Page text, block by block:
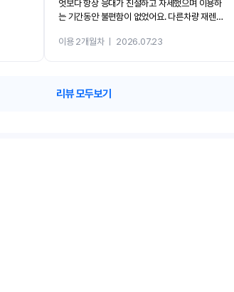
엇보다 항상 응대가 친절하고 자세했으며 이용하
는 기간동안 불편함이 없었어요. 다른차량 재렌트
카 렌트 고민없이 강추합니다!!
이용 2개월차ㅣ 2026.07.23
리뷰 모두보기